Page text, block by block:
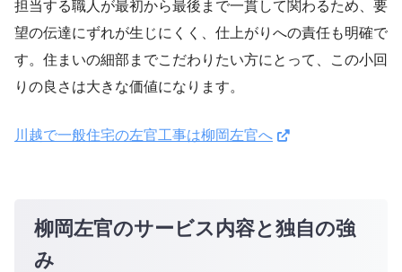
担当する職人が最初から最後まで一貫して関わるため、要
望の伝達にずれが生じにくく、仕上がりへの責任も明確で
す。住まいの細部までこだわりたい方にとって、この小回
りの良さは大きな価値になります。
川越で一般住宅の左官工事は柳岡左官へ
柳岡左官のサービス内容と独自の強
み